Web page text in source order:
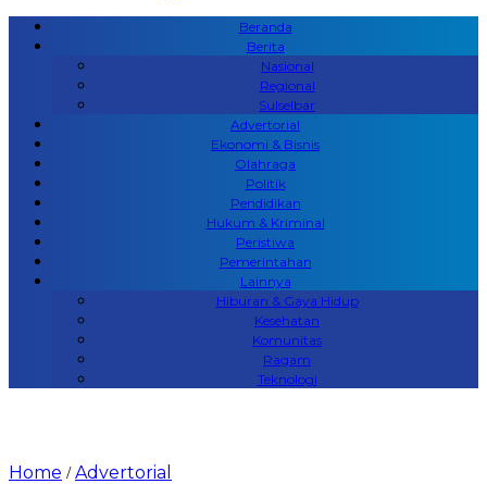
Beranda
Berita
Nasional
Regional
Sulselbar
Advertorial
Ekonomi & Bisnis
Olahraga
Politik
Pendidikan
Hukum & Kriminal
Peristiwa
Pemerintahan
Lainnya
Hiburan & Gaya Hidup
Kesehatan
Komunitas
Ragam
Teknologi
Home /Advertorial